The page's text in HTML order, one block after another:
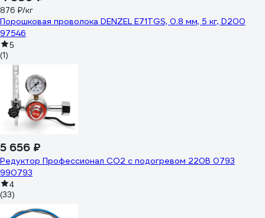
876 ₽/кг
Порошковая проволока DENZEL Е71TGS, 0.8 мм, 5 кг, D200
97546
5
(1)
5 656 ₽
Редуктор Профессионал СО2 с подогревом 220В 0793
990793
4
(33)